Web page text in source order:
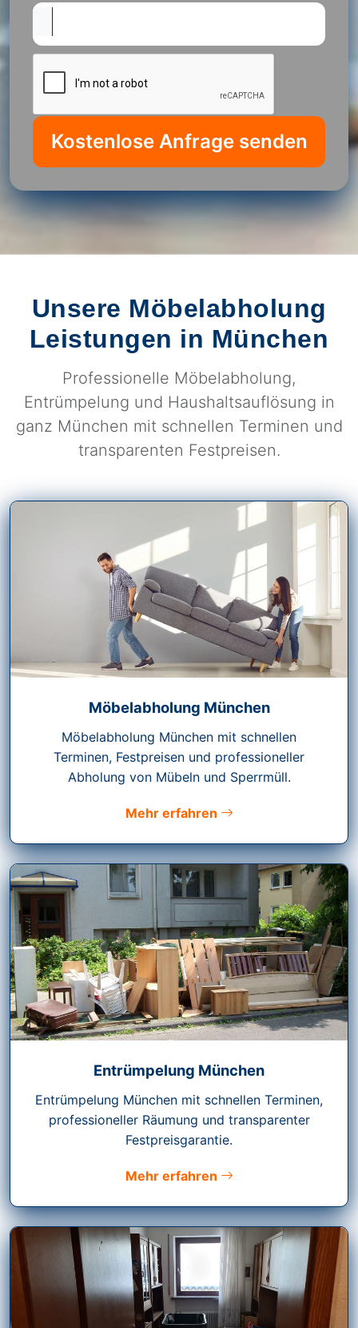
Kostenlose Anfrage senden
Unsere Möbelabholung
Leistungen in München
Professionelle Möbelabholung,
Entrümpelung und Haushaltsauflösung in
ganz München mit schnellen Terminen und
transparenten Festpreisen.
Möbelabholung München
Möbelabholung München mit schnellen
Terminen, Festpreisen und professioneller
Abholung von Mübeln und Sperrmüll.
Mehr erfahren
Entrümpelung München
Entrümpelung München mit schnellen Terminen,
professioneller Räumung und transparenter
Festpreisgarantie.
Mehr erfahren